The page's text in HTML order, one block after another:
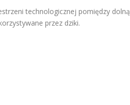
technologicznej pomiędzy dolną
przez dziki.